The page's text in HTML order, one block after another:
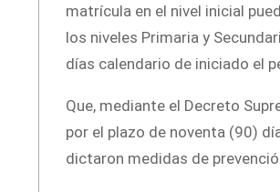
matrícula en el nivel inicial
los niveles Primaria y
días calendario de iniciado el
Que, mediante el Decreto
por el plazo de noventa (90)
dictaron medidas de